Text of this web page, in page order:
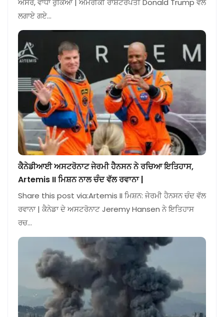
ਅਸਰ, ਵਾਧਾ ਰੁਕਿਆ | ਅਮਰੀਕੀ ਰਾਸ਼ਟਰਪਤੀ Donald Trump ਵੱਲੋਂ
ਲਗਾਏ ਗਏ…
ਕੈਨੇਡੀਆਈ ਅਸਟਰੋਨਾਟ ਜੇਰਮੀ ਹੈਨਸਨ ਨੇ ਰਚਿਆ ਇਤਿਹਾਸ,
Artemis II ਮਿਸ਼ਨ ਨਾਲ ਚੰਦ ਵੱਲ ਰਵਾਨਾ |
Share this post via:Artemis II ਮਿਸ਼ਨ: ਜੇਰਮੀ ਹੈਨਸਨ ਚੰਦ ਵੱਲ
ਰਵਾਨਾ | ਕੈਨੇਡਾ ਦੇ ਅਸਟਰੋਨਾਟ Jeremy Hansen ਨੇ ਇਤਿਹਾਸ
ਰਚ…